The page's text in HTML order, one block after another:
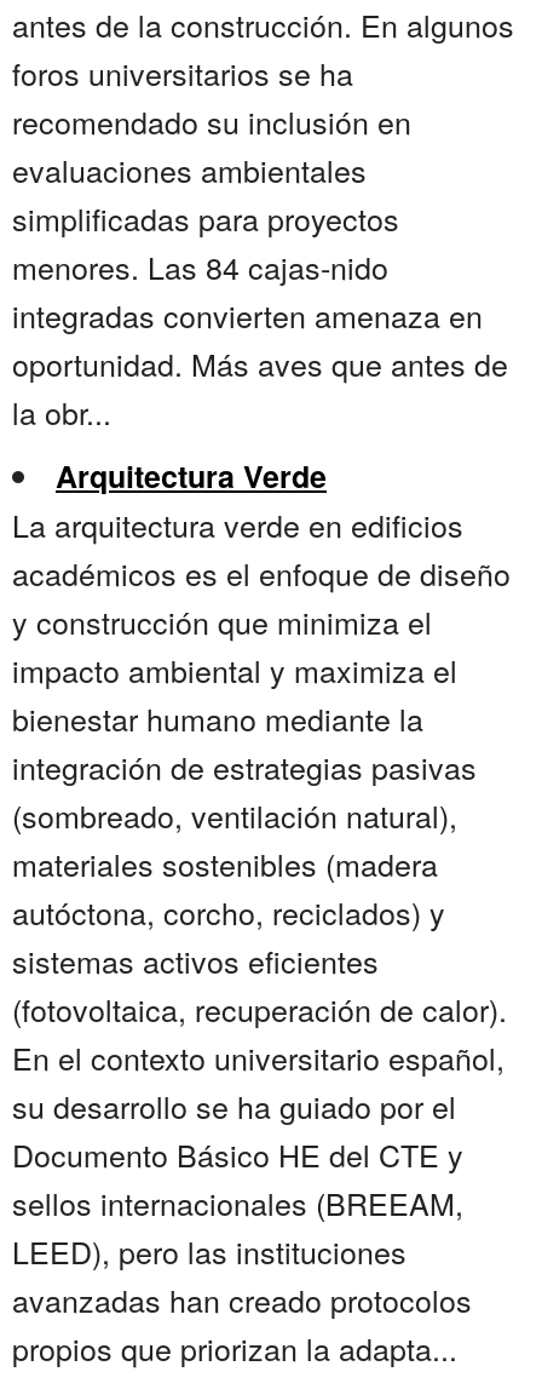
antes de la construcción. En algunos
foros universitarios se ha
recomendado su inclusión en
evaluaciones ambientales
simplificadas para proyectos
menores. Las 84 cajas-nido
integradas convierten amenaza en
oportunidad. Más aves que antes de
la obr...
Arquitectura Verde
La arquitectura verde en edificios
académicos es el enfoque de diseño
y construcción que minimiza el
impacto ambiental y maximiza el
bienestar humano mediante la
integración de estrategias pasivas
(sombreado, ventilación natural),
materiales sostenibles (madera
autóctona, corcho, reciclados) y
sistemas activos eficientes
(fotovoltaica, recuperación de calor).
En el contexto universitario español,
su desarrollo se ha guiado por el
Documento Básico HE del CTE y
sellos internacionales (BREEAM,
LEED), pero las instituciones
avanzadas han creado protocolos
propios que priorizan la adapta...